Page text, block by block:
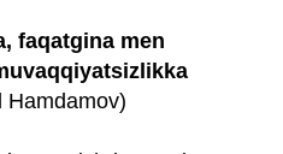
faqatgina men
Hamdamov)